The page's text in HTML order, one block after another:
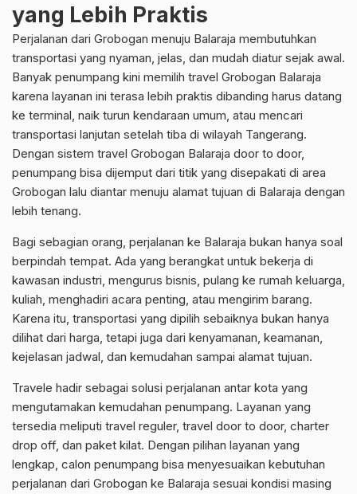
yang Lebih Praktis
Perjalanan dari Grobogan menuju Balaraja membutuhkan
transportasi yang nyaman, jelas, dan mudah diatur sejak awal.
Banyak penumpang kini memilih travel Grobogan Balaraja
karena layanan ini terasa lebih praktis dibanding harus datang
ke terminal, naik turun kendaraan umum, atau mencari
transportasi lanjutan setelah tiba di wilayah Tangerang.
Dengan sistem travel Grobogan Balaraja door to door,
penumpang bisa dijemput dari titik yang disepakati di area
Grobogan lalu diantar menuju alamat tujuan di Balaraja dengan
lebih tenang.
Bagi sebagian orang, perjalanan ke Balaraja bukan hanya soal
berpindah tempat. Ada yang berangkat untuk bekerja di
kawasan industri, mengurus bisnis, pulang ke rumah keluarga,
kuliah, menghadiri acara penting, atau mengirim barang.
Karena itu, transportasi yang dipilih sebaiknya bukan hanya
dilihat dari harga, tetapi juga dari kenyamanan, keamanan,
kejelasan jadwal, dan kemudahan sampai alamat tujuan.
Travele hadir sebagai solusi perjalanan antar kota yang
mengutamakan kemudahan penumpang. Layanan yang
tersedia meliputi travel reguler, travel door to door, charter
drop off, dan paket kilat. Dengan pilihan layanan yang
lengkap, calon penumpang bisa menyesuaikan kebutuhan
perjalanan dari Grobogan ke Balaraja sesuai kondisi masing